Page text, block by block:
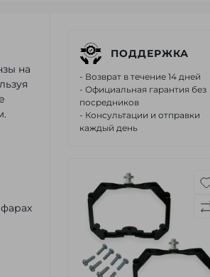
на
ПОДДЕРЖКА
- Возврат в течение 14 дней
- Официальная гарантия без
посредников
- Консультации и отправки
каждый день